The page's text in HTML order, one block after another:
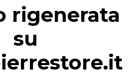
rigenerata
su